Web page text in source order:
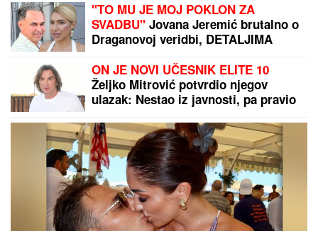
"TO MU JE MOJ POKLON ZA
SVADBU" Jovana Jeremić brutalno o
Draganovoj veridbi, DETALJIMA
preti:"Nisam ušla u pekaru da
pravim kiflice" (VIDEO)
ON JE NOVI UČESNIK ELITE 10
Željko Mitrović potvrdio njegov
ulazak: Nestao iz javnosti, pa pravio